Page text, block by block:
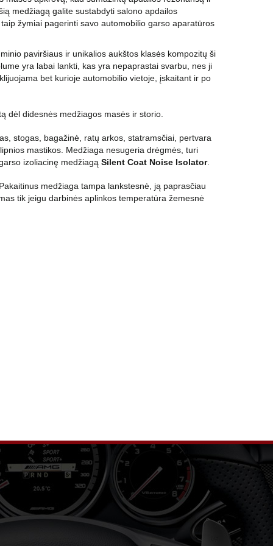
medžiagą galite sustabdyti salono apdailos
žymiai pagerinti savo automobilio garso aparatūros
paviršiaus ir unikalios aukštos klasės kompozitų ši
yra labai lankti, kas yra nepaprastai svarbu, nes ji
bet kurioje automobilio vietoje, įskaitant ir po
dėl didesnės medžiagos masės ir storio.
stogas, bagažinė, ratų arkos, statramsčiai, pertvara
mastikos. Medžiaga nesugeria drėgmės, turi
izoliacinę medžiagą Silent Coat Noise Isolator.
medžiaga tampa lankstesnė, ją paprasčiau
tik jeigu darbinės aplinkos temperatūra žemesnė